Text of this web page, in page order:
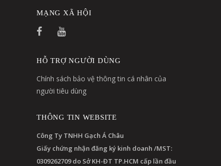
MẠNG XÃ HỘI
HỖ TRỢ NGƯỜI DÙNG
Chính sách bảo vệ thông tin cá nhân của
người tiêu dùng
THÔNG TIN WEBSITE
Công Ty TNHH Gạch Á Châu
Giấy chứng nhận đăng ký kinh doanh /MST:
0309262709 do Sở KH-ĐT TP.HCM cấp lần đầu